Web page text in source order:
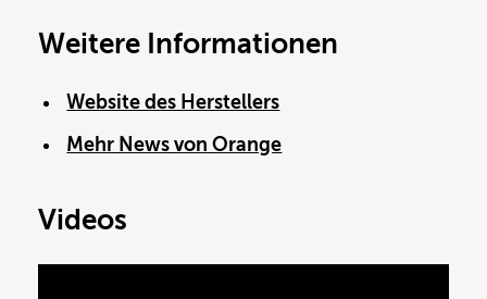
Weitere Informationen
Website des Herstellers
Mehr News von Orange
Videos